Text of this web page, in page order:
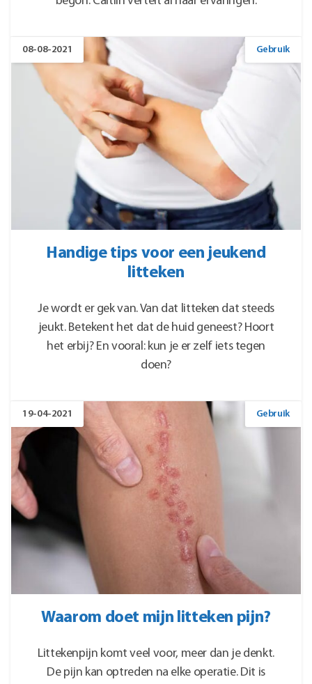
08-08-2021 Gebruik
Handige tips voor een jeukend
litteken
Je wordt er gek van. Van dat litteken dat steeds
jeukt. Betekent het dat de huid geneest? Hoort
het erbij? En vooral: kun je er zelf iets tegen
doen?
19-04-2021 Gebruik
Waarom doet mijn litteken pijn?
Littekenpijn komt veel voor, meer dan je denkt.
De pijn kan optreden na elke operatie. Dit is